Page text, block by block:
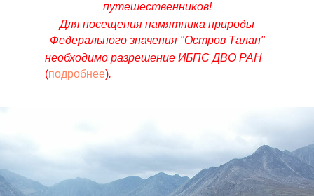
путешественников!
Для посещения памятника природы
Федерального значения "Остров Талан"
необходимо разрешение ИБПC ДВО РАН
(подробнее).